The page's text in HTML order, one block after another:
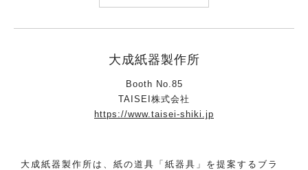
大成紙器製作所
Booth No.85
TAISEI株式会社
https://www.taisei-shiki.jp
大成紙器製作所は、紙の道具「紙器具」を提案するブラ